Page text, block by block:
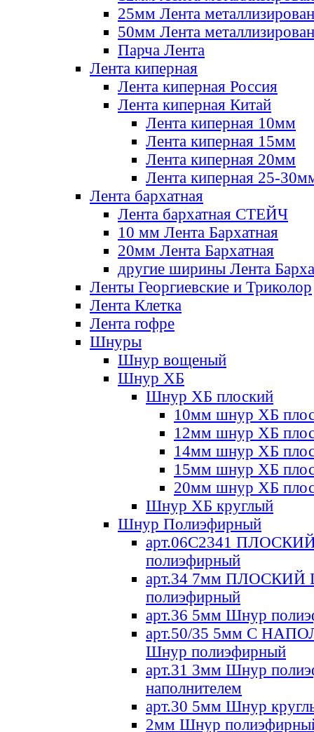
25мм Лента
50мм Лента
Парча Лента
Лента киперная
Лента киперная Россия
Лента киперная Китай
Лента киперная 10мм
Лента киперная 15мм
Лента киперная 20мм
Лента киперная 25-
Лента бархатная
Лента бархатная СТЕЙЧ
10 мм Лента Бархатная
20мм Лента Бархатная
другие ширины Лента
Ленты Георгиевские и Триколор
Лента Клетка
Лента гофре
Шнуры
Шнур вощеный
Шнур ХБ
Шнур ХБ плоский
10мм шнур ХБ
12мм шнур ХБ
14мм шнур ХБ
15мм шнур ХБ
20мм шнур ХБ
Шнур ХБ круглый
Шнур Полиэфирный
арт.06С2341
полиэфирный
арт.34 7мм ПЛОСКИЙ
полиэфирный
арт.36 5мм Шнур
арт.50/35 5мм С
Шнур полиэфирный
арт.31 3мм Шнур
наполнителем
арт.30 5мм Шнур
2мм Шнур